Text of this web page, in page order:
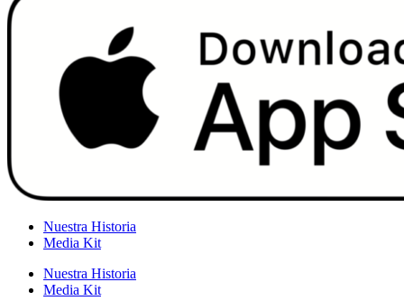
Nuestra Historia
Media Kit
Nuestra Historia
Media Kit